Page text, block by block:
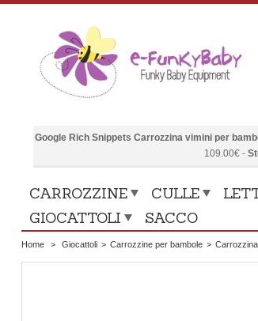
Google Rich Snippets Carrozzina vimini per
109.00€ -
CARROZZINE CULLE
GIOCATTOLI
SACCO
Home > Giocattoli > Carrozzine per bambole >